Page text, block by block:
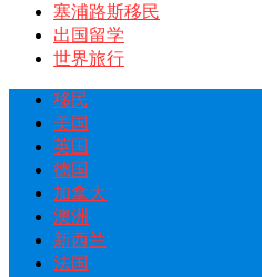
塞浦路斯移民
出国留学
世界旅行
移民
美国
英国
德国
加拿大
澳洲
新西兰
法国